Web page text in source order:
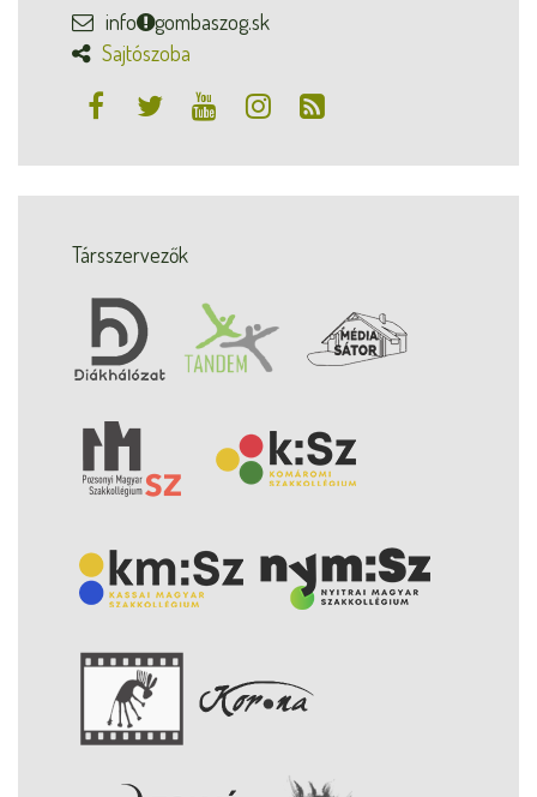
info
gombaszog.sk
Sajtószoba
Társszervezők